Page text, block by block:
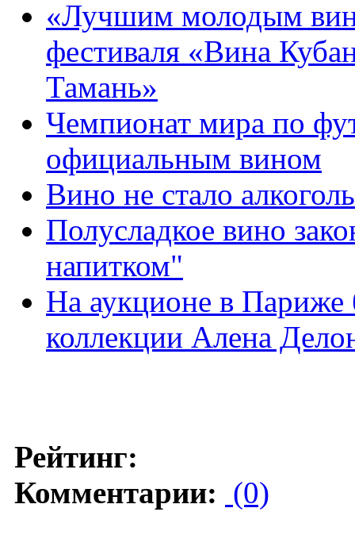
«Лучшим молодым
фестиваля «Вина
Тамань»
Чемпионат мира по
официальным вином
Вино не стало
Полусладкое вино
напитком"
На аукционе в
коллекции Алена
Рейтинг:
Комментарии: (0)